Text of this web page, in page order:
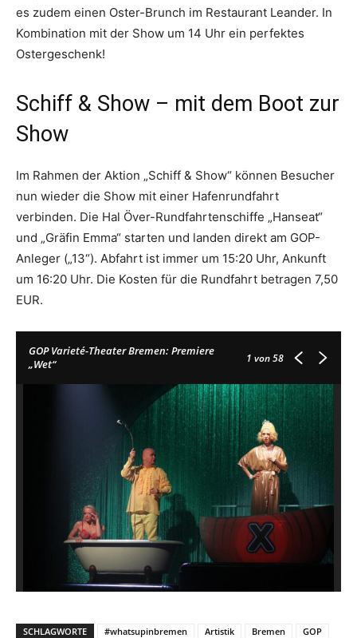
es zudem einen Oster-Brunch im Restaurant Leander. In
Kombination mit der Show um 14 Uhr ein perfektes
Ostergeschenk!
Schiff & Show – mit dem Boot zur
Show
Im Rahmen der Aktion „Schiff & Show“ können Besucher
nun wieder die Show mit einer Hafenrundfahrt
verbinden. Die Hal Över-Rundfahrtenschiffe „Hanseat“
und „Gräfin Emma“ starten und landen direkt am GOP-
Anleger („13“). Abfahrt ist immer um 15:20 Uhr, Ankunft
um 16:20 Uhr. Die Kosten für die Rundfahrt betragen 7,50
EUR.
GOP Varieté-Theater Bremen: Premiere
„Wet“
1 von 58
SCHLAGWORTE #whatsupinbremen Artistik Bremen
GOP